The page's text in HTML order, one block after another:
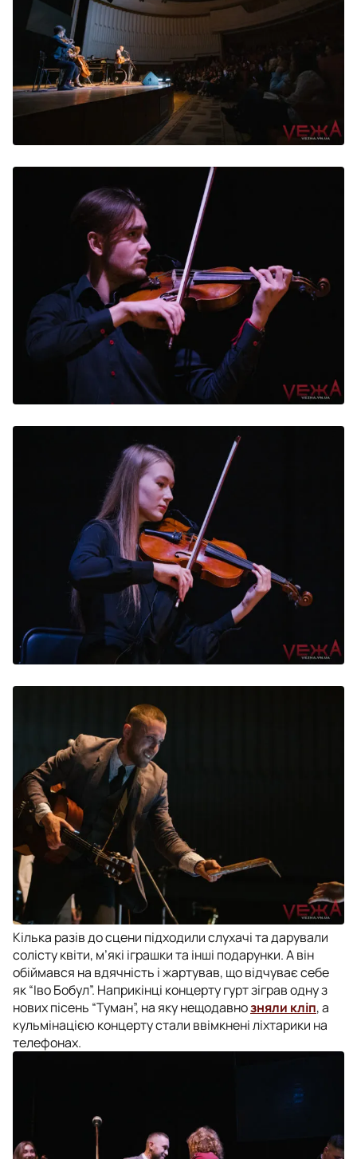
Кілька разів до сцени підходили слухачі та дарували
солісту квіти, м’які іграшки та інші подарунки. А він
обіймався на вдячність і жартував, що відчуває себе
як “Іво Бобул”. Наприкінці концерту гурт зіграв одну з
нових пісень “Туман”, на яку нещодавнозняли кліп, а
кульмінацією концерту стали ввімкнені ліхтарики на
телефонах.